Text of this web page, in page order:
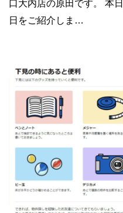
口大内店の原田です。 本
日をご紹介しま…